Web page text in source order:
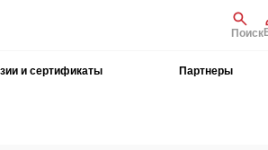
Поиск
и сертификаты Партнеры